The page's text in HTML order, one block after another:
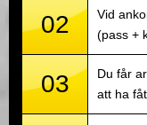
02
Vid
(pass +
03
Du får
att ha